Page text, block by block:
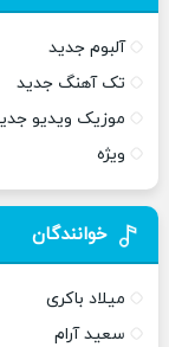
آلبوم جدید
تک آهنگ جدید
موزیک ویدیو
ویژه
خوانندگان
میلاد باکری
سعید آرام